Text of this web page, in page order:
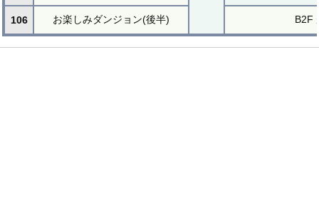
106 お楽しみダンジョン(後半) B2F